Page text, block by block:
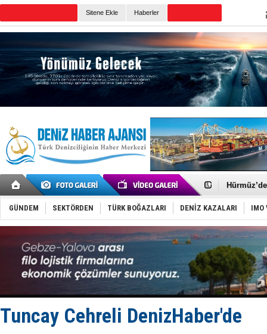
Sitene Ekle Haberler
Keşfedildi:
D-Marin,
Van’da
ASEAN
TAYK -
İstanbul
Tersane
İngiliz
DESE,
GÜNDEM SEKTÖRDEN TÜRK BOĞAZLARI DENİZ KAZALARI IMO
Tuncay Cehreli DenizHaber'de